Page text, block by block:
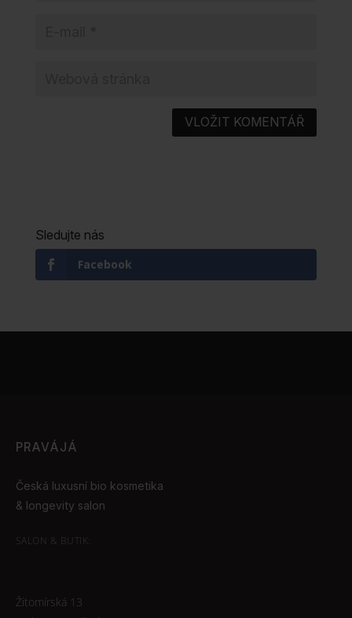
Sledujte nás
Facebook
PRAVÁJÁ
Česká luxusní bio kosmetika
& longevity salon
SALON & BUTIK:
Žitomírská 13